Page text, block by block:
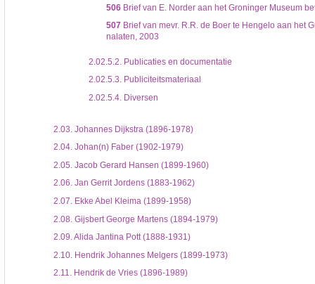
506Brief van E. Norder aan het Groninger Museum
507Brief van mevr. R.R. de Boer te Hengelo aan het
nalaten, 2003
2.02.5.2. Publicaties en documentatie
2.02.5.3.Publiciteitsmateriaal
2.02.5.4. Diversen
2.03. Johannes Dijkstra (1896-1978)
2.04.Johan(n) Faber (1902-1979)
2.05. Jacob Gerard Hansen (1899-1960)
2.06.Jan Gerrit Jordens (1883-1962)
2.07.Ekke Abel Kleima (1899-1958)
2.08. Gijsbert George Martens (1894-1979)
2.09.Alida Jantina Pott (1888-1931)
2.10. Hendrik Johannes Melgers (1899-1973)
2.11.Hendrik de Vries (1896-1989)